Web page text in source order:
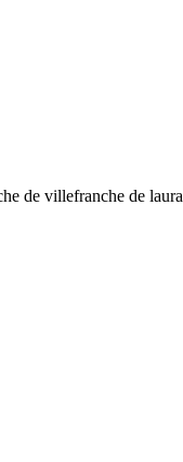
de villefranche de